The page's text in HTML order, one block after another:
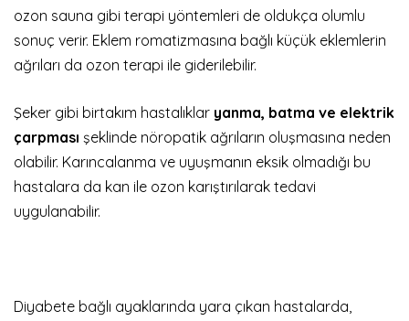
ozon sauna gibi terapi yöntemleri de oldukça olumlu
sonuç verir. Eklem romatizmasına bağlı küçük eklemlerin
ağrıları da ozon terapi ile giderilebilir.
Şeker gibi birtakım hastalıklar yanma, batma ve elektrik
çarpması şeklinde nöropatik ağrıların oluşmasına neden
olabilir. Karıncalanma ve uyuşmanın eksik olmadığı bu
hastalara da kan ile ozon karıştırılarak tedavi
uygulanabilir.
Diyabete bağlı ayaklarında yara çıkan hastalarda,